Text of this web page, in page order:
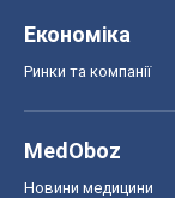
Економіка
Ринки та компанії
MedOboz
Новини медицини